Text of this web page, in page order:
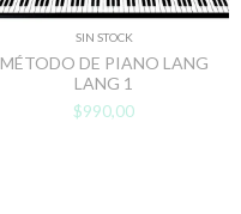
SIN STOCK
MÉTODO DE PIANO LANG
LANG 1
$990,00